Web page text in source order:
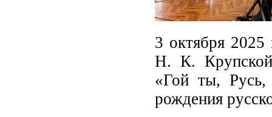
3 октября 2025
Н. К. Крупской
«Гой ты, Русь,
рождения